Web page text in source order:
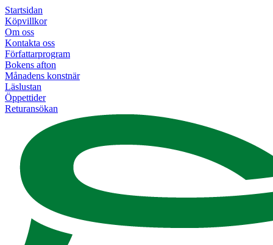
Startsidan
Köpvillkor
Om oss
Kontakta oss
Författarprogram
Bokens afton
Månadens konstnär
Läslustan
Öppettider
Returansökan